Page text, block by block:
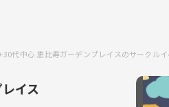
代中心 恵比寿ガーデンプレイスのサークル
イス